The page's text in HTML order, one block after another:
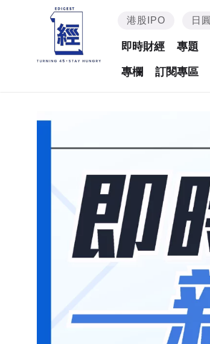
港股IPO 日圓
即時財經 專題
專欄 訂閱專區